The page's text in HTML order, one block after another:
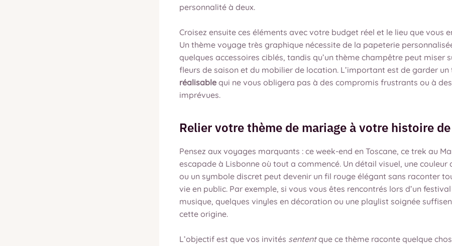
personnalité à deux.
Croisez ensuite ces éléments avec votre budget réel et le lieu que vous
Un thème voyage très graphique nécessite de la papeterie
quelques accessoires ciblés, tandis qu’un thème champêtre peut miser
fleurs de saison et du mobilier de location. L’important est de garder un
réalisable qui ne vous obligera pas à des compromis frustrants ou à
imprévues.
Relier votre thème de mariage à votre histoire
Pensez aux voyages marquants : ce week-end en Toscane, ce trek au
escapade à Lisbonne où tout a commencé. Un détail visuel, une couleur
ou un symbole discret peut devenir un fil rouge élégant sans raconter
vie en public. Par exemple, si vous vous êtes rencontrés lors d’un
musique, quelques vinyles en décoration ou une playlist soignée
cette origine.
L’objectif est que vos invités sententque ce thème raconte quelque